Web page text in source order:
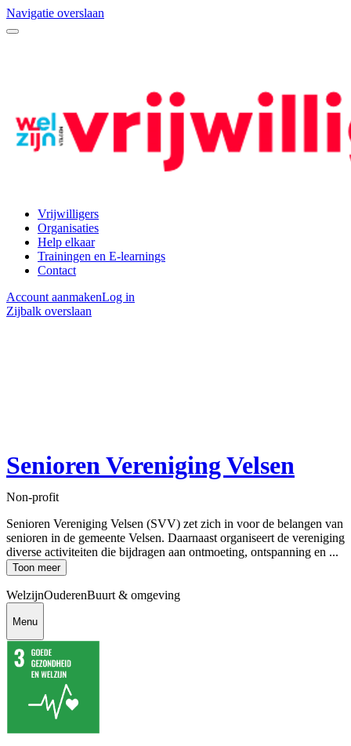
Navigatie overslaan
Vrijwilligers
Organisaties
Help elkaar
Trainingen en E-learnings
Contact
Account aanmakenLog in
Zijbalk overslaan
Senioren Vereniging Velsen
Non-profit
Senioren Vereniging Velsen (SVV) zet zich in voor de belangen van
senioren in de gemeente Velsen. Daarnaast organiseert de vereniging
diverse activiteiten die bijdragen aan ontmoeting, ontspanning en ...
Toon meer
WelzijnOuderenBuurt & omgeving
Menu